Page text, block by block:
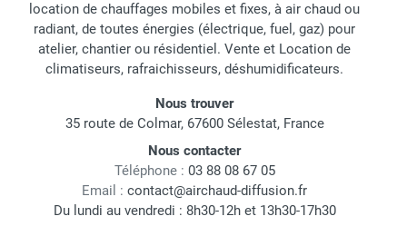
location de chauffages mobiles et fixes, à air chaud ou
radiant, de toutes énergies (électrique, fuel, gaz) pour
atelier, chantier ou résidentiel. Vente et Location de
climatiseurs, rafraichisseurs, déshumidificateurs.
Nous trouver
35 route de Colmar, 67600 Sélestat, France
Nous contacter
Téléphone : 03 88 08 67 05
Email : contact@airchaud-diffusion.fr
Du lundi au vendredi : 8h30-12h et 13h30-17h30